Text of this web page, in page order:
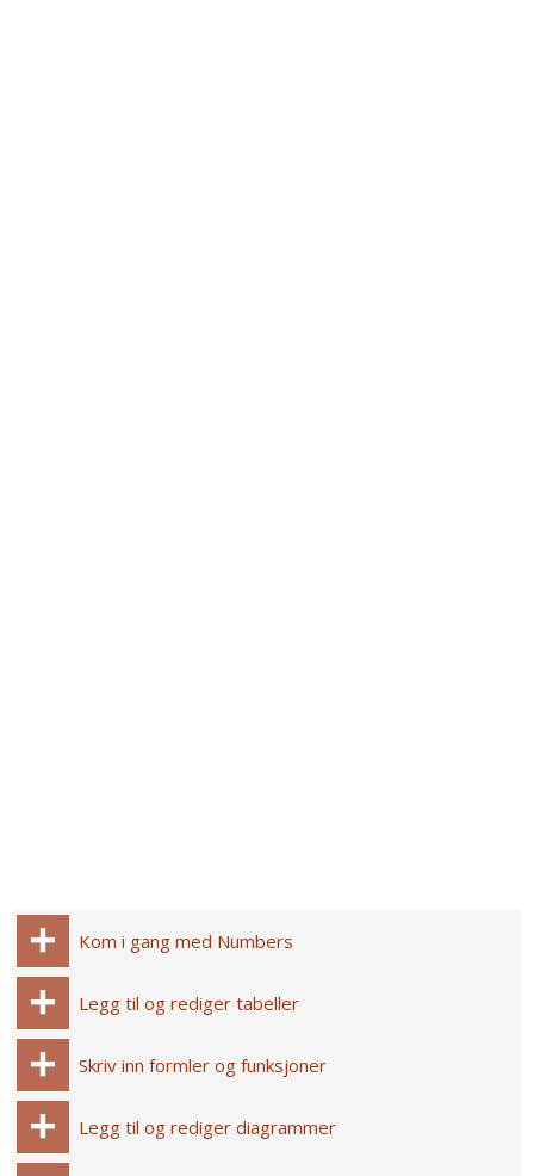
Kom i gang med Numbers
Legg til og rediger tabeller
Skriv inn formler og funksjoner
Legg til og rediger diagrammer